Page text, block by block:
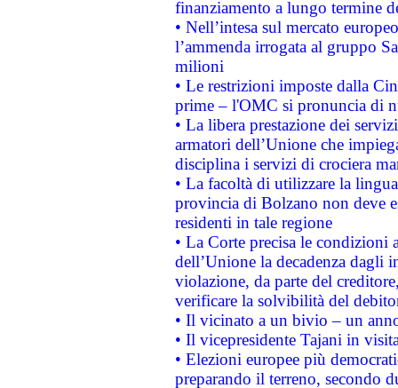
finanziamento a lungo termine
• Nell’intesa sul mercato
l’ammenda irrogata al gruppo
milioni
• Le restrizioni imposte dalla
prime – l'OMC si pronuncia di
• La libera prestazione dei
armatori dell’Unione che
disciplina i servizi di crociera
• La facoltà di utilizzare la
provincia di Bolzano non deve
residenti in tale regione
• La Corte precisa le
dell’Unione la decadenza dagli
violazione, da parte del
verificare la solvibilità del
• Il vicinato a un bivio – un
• Il vicepresidente Tajani in
• Elezioni europee più
preparando il terreno, secondo